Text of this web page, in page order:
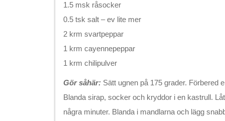
1.5 msk råsocker
0.5 tsk salt – ev lite mer
2 krm svartpeppar
1 krm cayennepeppar
1 krm chilipulver
Gör såhär: Sätt ugnen på 175 grader. Förbered
Blanda sirap, socker och kryddor i en kastrull.
några minuter. Blanda i mandlarna och lägg